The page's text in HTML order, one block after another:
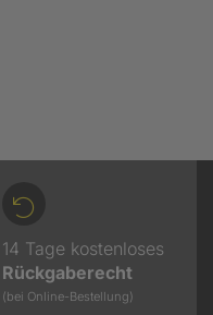
14 Tage kostenloses
Rückgaberecht
(bei Online-Bestellung)